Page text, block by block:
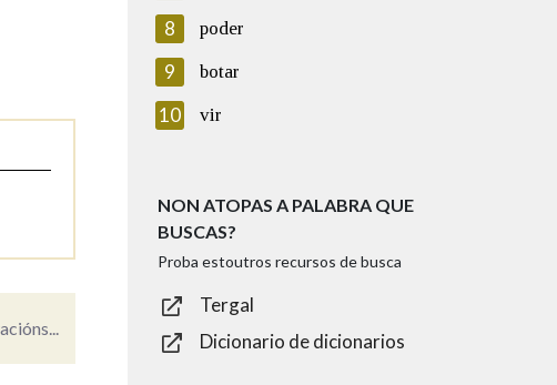
8 poder
9 botar
10 vir
NON ATOPAS A PALABRA QUE
BUSCAS?
Proba estoutros recursos de busca
Tergal
Dicionario de dicionarios